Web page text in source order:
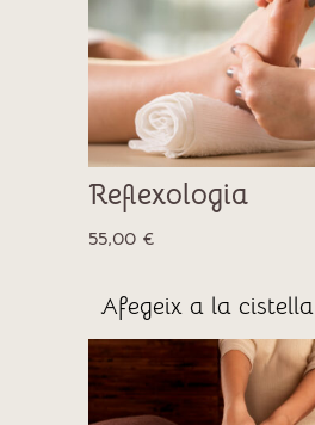
Reflexologia
55,00 €
Afegeix a la cistella